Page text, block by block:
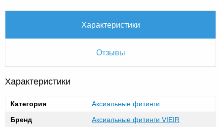
Характеристики
Отзывы
Характеристики
Категория
Аксиальные фитинги
Бренд
Аксиальные фитинги VIEIR